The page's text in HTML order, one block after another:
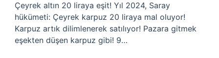
Çeyrek altın 20 liraya eşit! Yıl 2024, Saray
hükümeti: Çeyrek karpuz 20 liraya mal oluyor!
Karpuz artık dilimlenerek satılıyor! Pazara gitmek
eşekten düşen karpuz gibi! 9…